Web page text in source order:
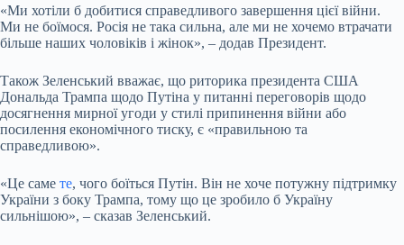
«Ми хотіли б добитися справедливого завершення цієї війни.
Ми не боїмося. Росія не така сильна, але ми не хочемо втрачати
більше наших чоловіків і жінок», – додав Президент.
Також Зеленський вважає, що риторика президента США
Дональда Трампа щодо Путіна у питанні переговорів щодо
досягнення мирної угоди у стилі припинення війни або
посилення економічного тиску, є «правильною та
справедливою».
«Це саме те, чого боїться Путін. Він не хоче потужну підтримку
України з боку Трампа, тому що це зробило б Україну
сильнішою», – сказав Зеленський.